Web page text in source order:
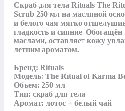
Скраб для тела Rituals The
Scrub 250 мл на масляной
и белого чая мягко
гладкость и сияние.
маслами, оставляет кожу
летним ароматом.
Бренд: Rituals
Модель: The Ritual of Karma
Объем: 250 мл
Тип: скраб для тела
Аромат: лотос + белый чай